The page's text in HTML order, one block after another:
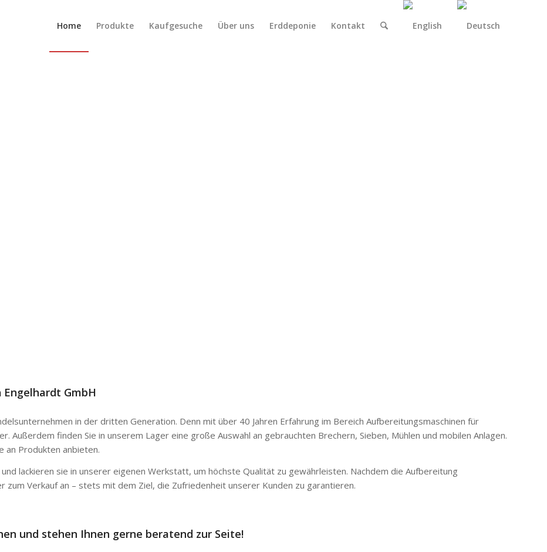
Home Produkte Kaufgesuche Über uns Erddeponie Kontakt
GmbH
in der dritten Generation. Denn mit über 40 Jahren Erfahrung im Bereich Aufbereitungsmaschinen für
Außerdem finden Sie in unserem Lager eine große Auswahl an gebrauchten Brechern, Sieben, Mühlen und mobilen Anlagen.
an Produkten anbieten.
lackieren sie in unserer eigenen Werkstatt, um höchste Qualität zu gewährleisten. Nachdem die Aufbereitung
zum Verkauf an – stets mit dem Ziel, die Zufriedenheit unserer Kunden zu garantieren.
und stehen Ihnen gerne beratend zur Seite!